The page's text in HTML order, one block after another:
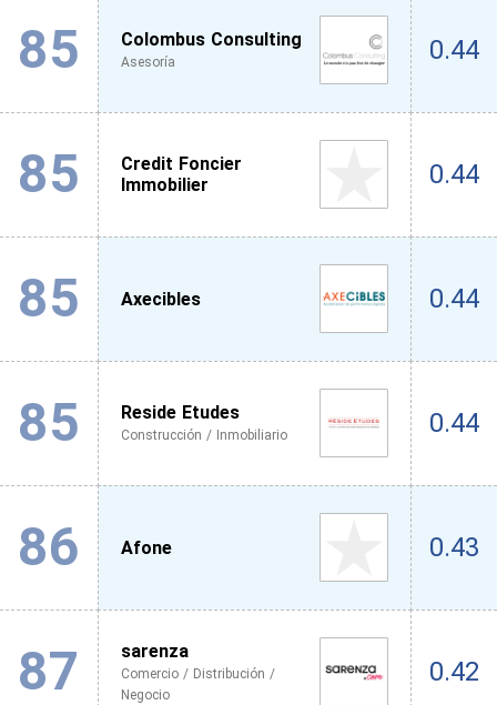
85 Colombus Consulting
Asesoría 0.44
85
Credit Foncier
Immobilier
0.44
85 Axecibles 0.44
85 Reside Etudes
Construcción / Inmobiliario 0.44
86 Afone 0.43
87 sarenza
Comercio / Distribución /
Negocio
0.42